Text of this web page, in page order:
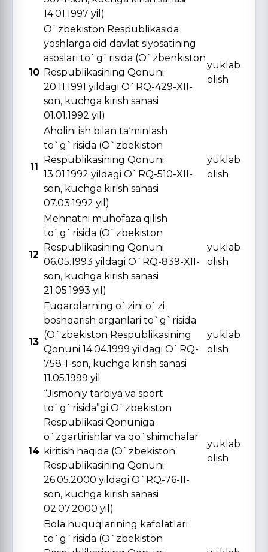
14.01.1997 yil)
10
O`zbekiston Respublikasida
yoshlarga oid davlat siyosatining
asoslari to`g`risida (O`zbenkiston
Respublikasining Qonuni
20.11.1991 yildagi O`RQ-429-XII-
son, kuchga kirish sanasi
01.01.1992 yil)
yuklab
olish
11
Aholini ish bilan ta‘minlash
to`g`risida (O`zbekiston
Respublikasining Qonuni
13.01.1992 yildagi O`RQ-510-XII-
son, kuchga kirish sanasi
07.03.1992 yil)
yuklab
olish
12
Mehnatni muhofaza qilish
to`g`risida (O`zbekiston
Respublikasining Qonuni
06.05.1993 yildagi O`RQ-839-XII-
son, kuchga kirish sanasi
21.05.1993 yil)
yuklab
olish
13
Fuqarolarning o`zini o`zi
boshqarish organlari to`g`risida
(O`zbekiston Respublikasining
Qonuni 14.04.1999 yildagi O`RQ-
758-I-son, kuchga kirish sanasi
11.05.1999 yil
yuklab
olish
14
“Jismoniy tarbiya va sport
to`g`risida”gi O`zbekiston
Respublikasi Qonuniga
o`zgartirishlar va qo`shimchalar
kiritish haqida (O`zbekiston
Respublikasining Qonuni
26.05.2000 yildagi O`RQ-76-II-
son, kuchga kirish sanasi
02.07.2000 yil)
yuklab
olish
Bola huquqlarining kafolatlari
to`g`risida (O`zbekiston